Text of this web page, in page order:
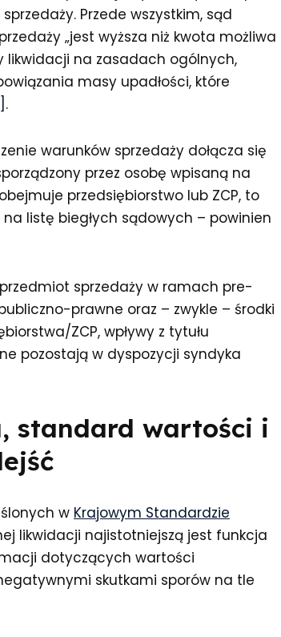
Przede wszystkim, sąd
„jest wyższa niż kwota możliwa
likwidacji na zasadach ogólnych,
masy upadłości, które
.
warunków sprzedaży dołącza się
przez osobę wpisaną na
przedsiębiorstwo lub ZCP, to
listę biegłych sądowych – powinien
sprzedaży w ramach pre-
prawne oraz – zwykle – środki
ZCP, wpływy z tytułu
pozostają w dyspozycji syndyka
standard wartości i
w Krajowym Standardzie
likwidacji najistotniejszą jest funkcja
dotyczących wartości
skutkami sporów na tle